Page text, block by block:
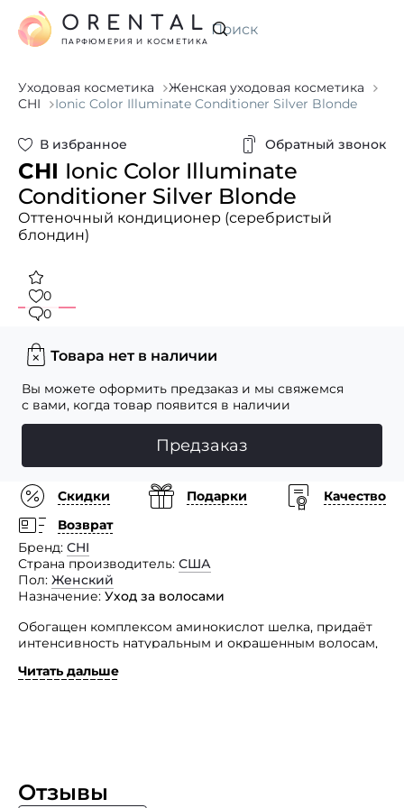
Искать
ORENTAL
ПАРФЮМЕРИЯ И КОСМЕТИКА
Уходовая косметика
Женская уходовая косметика
CHI
Ionic Color Illuminate Conditioner Silver Blonde
В избранное Обратный звонок
CHI Ionic Color Illuminate
Conditioner Silver Blonde
Оттеночный кондиционер (серебристый
блондин)
0
0
Товара нет в наличии
Вы можете оформить предзаказ и мы свяжемся
с вами, когда товар появится в наличии
Предзаказ
Скидки Подарки
Качество
Возврат
Бренд CHI
Страна производитель США
Пол Женский
Назначение Уход за волосами
Обогащен комплексом аминокислот шелка, придаёт
интенсивность натуральным и окрашенным волосам,
мягкие и гладкие волосы, наполненные яркими
и сияющими оттенками.
Читать дальше
Отзывы